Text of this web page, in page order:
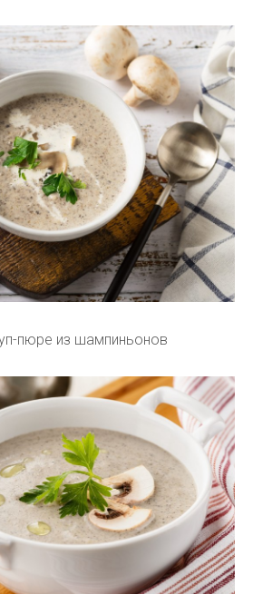
пюре из шампиньонов